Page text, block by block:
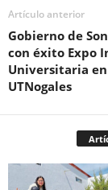
Artículo anterior
Gobierno de
con éxito Expo
Universitaria
UTNogales